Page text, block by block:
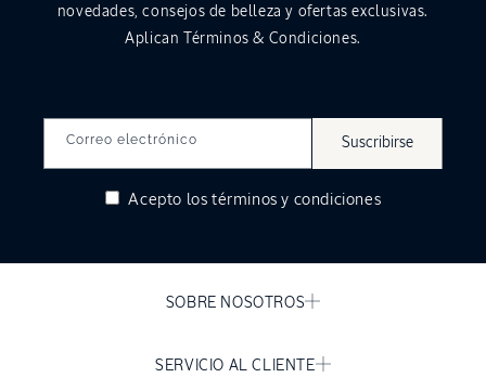
novedades, consejos de belleza y ofertas exclusivas.
Aplican Términos & Condiciones.
Correo electrónico Suscribirse
Acepto los términos y condiciones
SOBRE NOSOTROS
SERVICIO AL CLIENTE